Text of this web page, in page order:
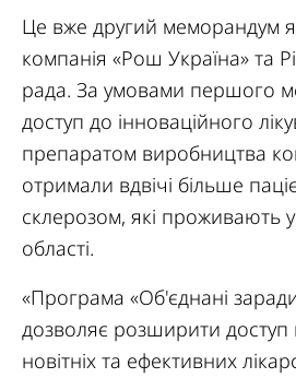
Це вже другий меморандум
компанія «Рош Україна» та
рада. За умовами першого
доступ до інноваційного
препаратом виробництва
отримали вдвічі більше
склерозом, які проживають у
області.
«Програма «Об'єднані
дозволяє розширити доступ
новітніх та ефективних